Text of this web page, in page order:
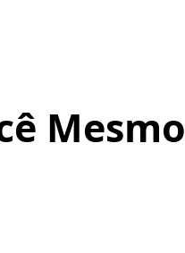
Mesmo